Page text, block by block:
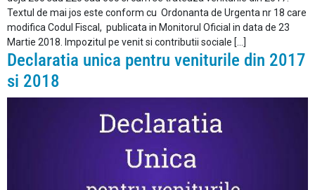
Textul de mai jos este conform cu Ordonanta de Urgenta nr 18 care
modifica Codul Fiscal, publicata in Monitorul Oficial in data de 23
Martie 2018. Impozitul pe venit si contributii sociale […]
Declaratia unica pentru veniturile din 2017
si 2018